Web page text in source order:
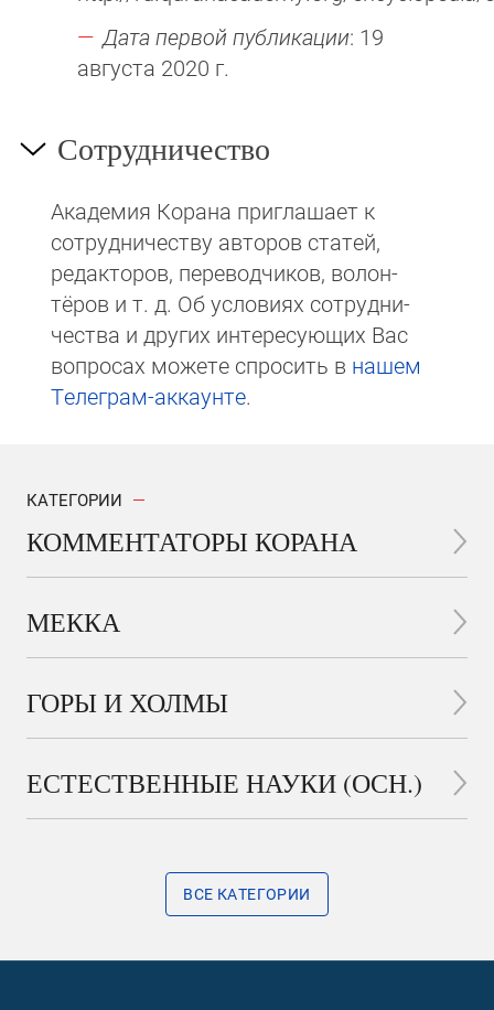
Дата первой публикации: 19
августа 2020 г.
Сотрудничество
Академия Корана при­гла­ша­ет к
сотруд­ни­чест­ву авторов статей,
редакто­ров, пере­вод­чи­ков, волон­
тёров и т. д. Об ус­ло­виях сотрудни­
чест­ва и других интере­сую­щих Вас
вопросах мо­же­те спросить в на­шем
Те­ле­грам-ак­каунте.
КАТЕГОРИИ
КОММЕНТАТОРЫ КОРАНА
МЕККА
ГОРЫ И ХОЛМЫ
ЕСТЕСТВЕННЫЕ НАУКИ (ОСН.)
ВСЕ КАТЕГОРИИ